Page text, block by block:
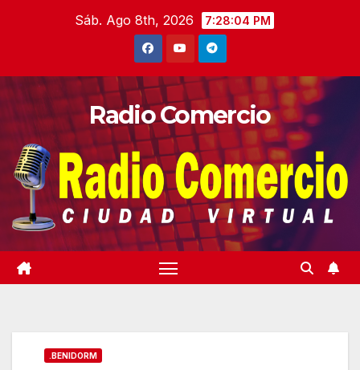
Sáb. Ago 8th, 2026 7:28:06 PM
Radio Comercio
.BENIDORM